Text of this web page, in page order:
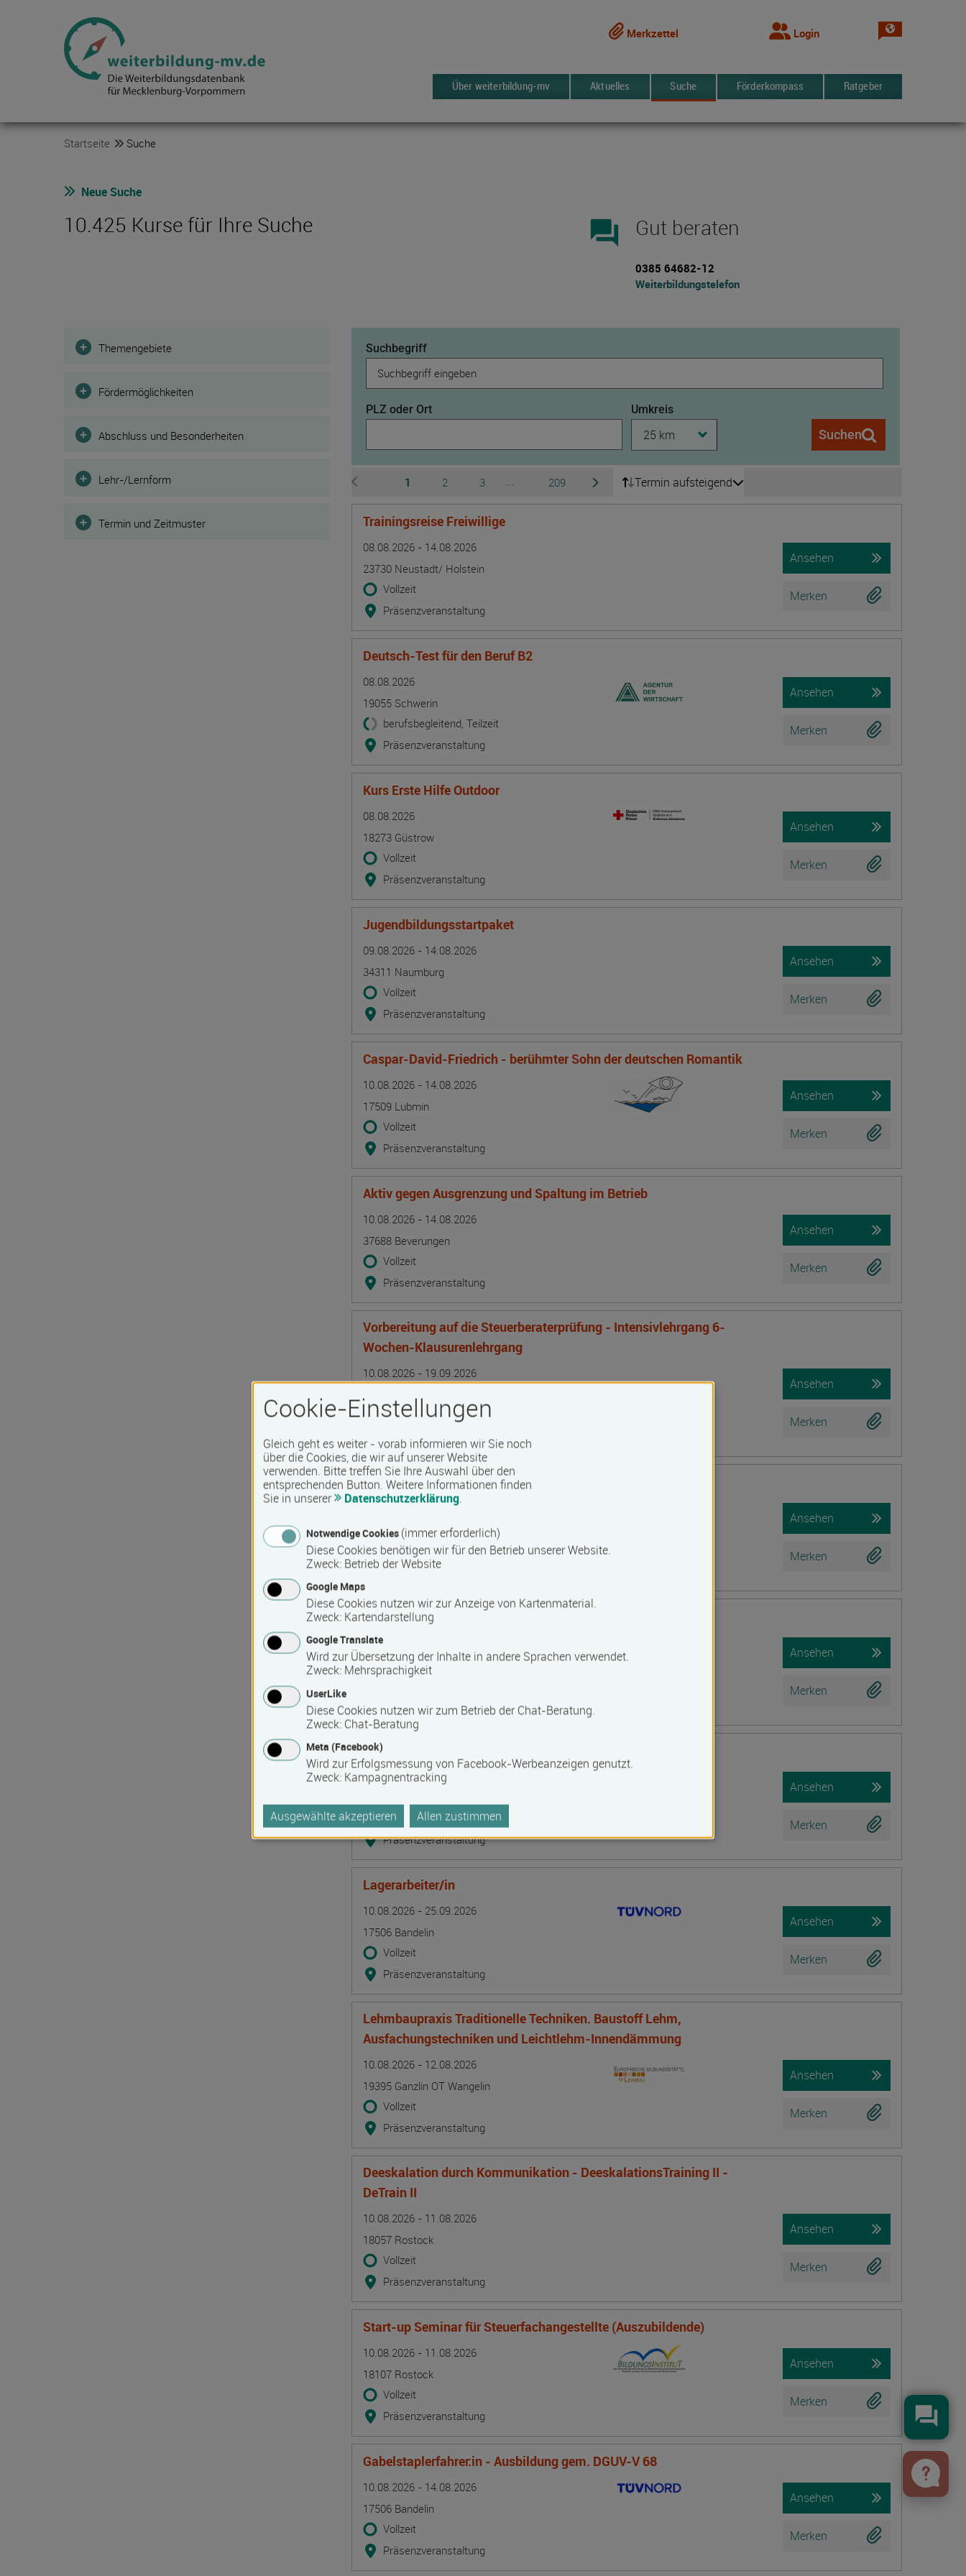
Merkzettel Login Sprache
Über weiterbildung-mv Aktuelles Suche Förderkompass Ratgeber
Startseite Suche
Neue Suche
10.425 Kurse für Ihre Suche forum Gut beraten
0385 64682-12
Weiterbildungstelefon
Suchbegriff
PLZ oder Ort Umkreis
25 km Suchen
Filter
Themengebiete
Fördermöglichkeiten
Abschluss und Besonderheiten
Lehr-/Lernform
Termin und Zeitmuster
zur vorherigen Seite wechseln
Seite
1 Seite
2 Seite
3
...
Seite
209 zur nächsten Seite wechseln
Termin aufsteigend
Trainingsreise Freiwillige
08.08.2026 - 14.08.2026
23730 Neustadt/ Holstein
Vollzeit
Präsenzveranstaltung
Ansehen
Merken
Deutsch-Test für den Beruf B2
08.08.2026
19055 Schwerin
berufsbegleitend, Teilzeit
Präsenzveranstaltung
Ansehen
Merken
Kurs Erste Hilfe Outdoor
08.08.2026
18273 Güstrow
Vollzeit
Präsenzveranstaltung
Ansehen
Merken
Jugendbildungsstartpaket
09.08.2026 - 14.08.2026
34311 Naumburg
Vollzeit
Präsenzveranstaltung
Ansehen
Merken
Caspar-David-Friedrich - berühmter Sohn der deutschen Romantik
10.08.2026 - 14.08.2026
17509 Lubmin
Vollzeit
Präsenzveranstaltung
Ansehen
Merken
Aktiv gegen Ausgrenzung und Spaltung im Betrieb
10.08.2026 - 14.08.2026
37688 Beverungen
Vollzeit
Präsenzveranstaltung
Ansehen
Merken
Vorbereitung auf die Steuerberaterprüfung - Intensivlehrgang 6-
Wochen-Klausurenlehrgang
10.08.2026 - 19.09.2026
24106 Kiel
Vollzeit
Präsenzveranstaltung
Ansehen
Merken
Bilanzbuchhalter IHK - Intensivlehrgang (schriftliche Prüfung)
Termin
10.08.2026 - 16.08.2026
Ort
50825 Köln
Zeitmuster
Vollzeit
Lehr- und Lernform
Blended Learning
Ansehen
Merken
Bilanzbuchhalter IHK - Intensivlehrgang (schriftliche Prüfung)
Termin
10.08.2026 - 16.08.2026
Ort
20537 Hamburg
Zeitmuster
Lehr- und Lernform
Blended Learning
Ansehen
Merken
Grundlagen der Tarifpolitik - direkte Kommunikation
Termin
10.08.2026 - 14.08.2026
Ort
Zeitmuster
Vollzeit
Lehr- und Lernform
Präsenzveranstaltung
Ansehen
Merken
Lagerarbeiter/in
10.08.2026 - 25.09.2026
17506 Bandelin
Vollzeit
Präsenzveranstaltung
Ansehen
Merken
Lehmbaupraxis Traditionelle Techniken. Baustoff Lehm,
Ausfachungstechniken und Leichtlehm-Innendämmung
10.08.2026 - 12.08.2026
19395 Ganzlin OT Wangelin
Vollzeit
Präsenzveranstaltung
Ansehen
Merken
Deeskalation durch Kommunikation - DeeskalationsTraining II -
DeTrain II
10.08.2026 - 11.08.2026
18057 Rostock
Vollzeit
Präsenzveranstaltung
Ansehen
Merken
Start-up Seminar für Steuerfachangestellte (Auszubildende)
10.08.2026 - 11.08.2026
18107 Rostock
Vollzeit
Präsenzveranstaltung
Ansehen
Merken
Gabelstaplerfahrer:in - Ausbildung gem. DGUV-V 68
10.08.2026 - 14.08.2026
17506 Bandelin
Vollzeit
Präsenzveranstaltung
Ansehen
Merken
Cookie-Einstellungen
Gleich geht es weiter - vorab informieren wir Sie noch
über die Cookies, die wir auf unserer Website
verwenden. Bitte treffen Sie Ihre Auswahl über den
entsprechenden Button. Weitere Informationen finden
Sie in unserer
Datenschutzerklärung.
Notwendige Cookies (immer erforderlich)
Diese Cookies benötigen wir für den Betrieb unserer Website.
Zweck: Betrieb der Website
Google Maps
Diese Cookies nutzen wir zur Anzeige von Kartenmaterial.
Zweck: Kartendarstellung
Google Translate
Wird zur Übersetzung der Inhalte in andere Sprachen verwendet.
Zweck: Mehrsprachigkeit
UserLike
Diese Cookies nutzen wir zum Betrieb der Chat-Beratung.
Zweck: Chat-Beratung
Meta (Facebook)
Wird zur Erfolgsmessung von Facebook-Werbeanzeigen genutzt.
Zweck: Kampagnentracking
Ausgewählte akzeptieren Allen zustimmen